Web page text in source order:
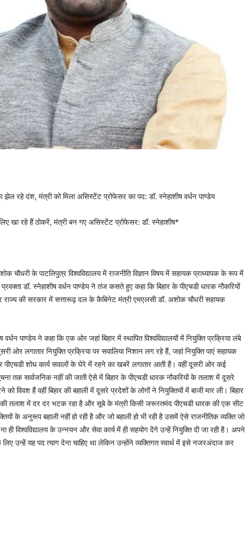
झेल रहे दंश, मंत्री को मिला असिस्टेंट प्रोफेसर का पद: डॉ. स्नेहाशीष वर्धन पाण्डेय
खा रहे हैं ठोकरें, मंत्री बन गए असिस्टेंट प्रोफेसर: डॉ. स्नेहाशीष*
चौधरी के पाटलिपुत्र विश्वविद्यालय में राजनीति विज्ञान विषय में सहायक प्राध्यापक के रूप में
डॉ. स्नेहाशीष वर्धन पाण्डेय ने तंज कसते हुए कहा कि बिहार के पीएचडी धारक नौकरियों
की सरकार में सत्तारूढ़ दल के कैबिनेट मंत्री एमएलसी डॉ. अशोक चौधरी सहायक
वर्धन पाण्डेय ने कहा कि एक ओर जहां बिहार में स्थापित विश्वविद्यालयों में नियुक्ति प्रक्रिया लंबे
ओर लगातार नियुक्ति प्रक्रिया पर सवालिया निशान लग रहे हैं, जहां नियुक्ति पाएं सहायक
शोध कार्य सवालों के घेरे में रहने का खबरें लगातार आती हैं। वहीं दूसरी ओर कई
तक सार्वजनिक नहीं की जाती ऐसे में बिहार के पीएचडी धारक नौकरियों के तलाश में दूसरे
विवश हैं वहीं बिहार की बहाली में दूसरे प्रदेशों के लोगों ने नियुक्तियों में बाजी मार ली। बिहार
की तलाश में दर दर भटक रहा है और सूबे के मंत्री किसी जरूरतमंद पीएचडी धारक की एक सीट
के अनुरूप बहाली नहीं हो रही है और जो बहाली हो भी रही है उसमें ऐसे राजनीतिक व्यक्ति जो
ही विश्वविद्यालय के उन्नयन और सेवा कार्य में ही सहयोग देंगे उन्हें नियुक्ति दी जा रही है। अपने
के लिए उन्हें यह पद त्याग देना चाहिए था लेकिन उन्होंने व्यक्तिगत स्वार्थ में इसे नजरअंदाज कर